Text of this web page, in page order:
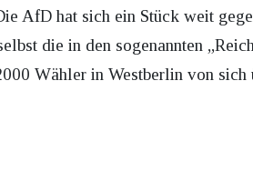
AfD hat sich ein Stück weit
die in den sogenannten
Wähler in Westberlin von sich